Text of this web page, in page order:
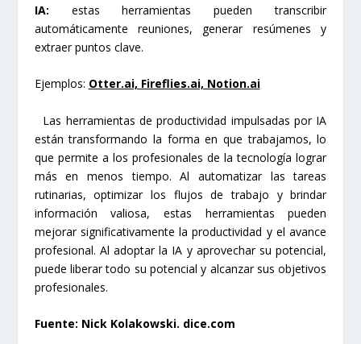
IA: estas herramientas pueden transcribir
automáticamente reuniones, generar resúmenes y
extraer puntos clave.
Ejemplos: Otter.ai, Fireflies.ai, Notion.ai
Las herramientas de productividad impulsadas por IA
están transformando la forma en que trabajamos, lo
que permite a los profesionales de la tecnología lograr
más en menos tiempo. Al automatizar las tareas
rutinarias, optimizar los flujos de trabajo y brindar
información valiosa, estas herramientas pueden
mejorar significativamente la productividad y el avance
profesional. Al adoptar la IA y aprovechar su potencial,
puede liberar todo su potencial y alcanzar sus objetivos
profesionales.
Fuente: Nick Kolakowski. dice.com